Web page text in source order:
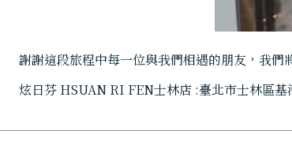
謝謝這段旅程中每一位與我們相遇的朋友，我們
炫日芬 HSUAN RI FEN士林店 :臺北市士林區基